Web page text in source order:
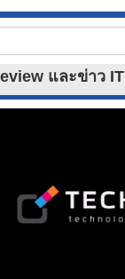
และข่าว IT